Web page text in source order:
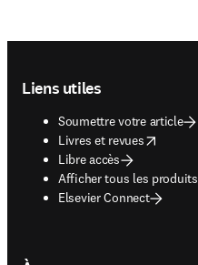
Liens utiles
Soumettre votre article
Livres et revues
opens in new tab/window
Libre accès
Afficher tous les produits
Elsevier Connect